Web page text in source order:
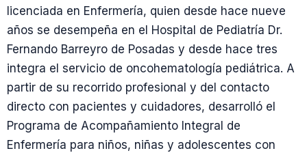
licenciada en Enfermería, quien desde hace nueve
años se desempeña en el Hospital de Pediatría Dr.
Fernando Barreyro de Posadas y desde hace tres
integra el servicio de oncohematología pediátrica. A
partir de su recorrido profesional y del contacto
directo con pacientes y cuidadores, desarrolló el
Programa de Acompañamiento Integral de
Enfermería para niños, niñas y adolescentes con